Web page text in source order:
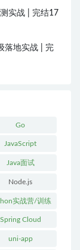
实战 | 完结17
落地实战 | 完
Go
JavaScript
Java面试
Node.js
实战营/训练
营/体系课
Spring Cloud
uni-app